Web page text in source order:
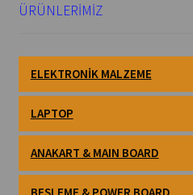
ÜRÜNLERİMİZ
ELEKTRONIK MALZEME
LAPTOP
ANAKART & MAIN BOARD